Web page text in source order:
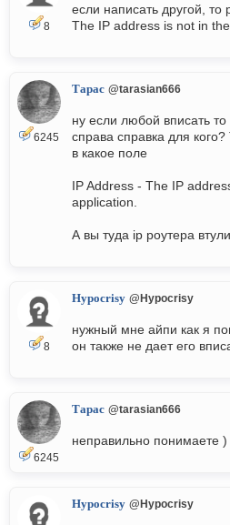
8
если написать другой, то
The IP address is not in
6245
Тарас @tarasian666
ну если любой вписать то
справа справка для
в какое поле
IP Address - The IP
application.
А вы туда ip роутера
8
Hypocrisy @Hypocrisy
нужный мне айпи как я
он также не дает его
6245
Тарас @tarasian666
неправильно понимаете )
Hypocrisy @Hypocrisy